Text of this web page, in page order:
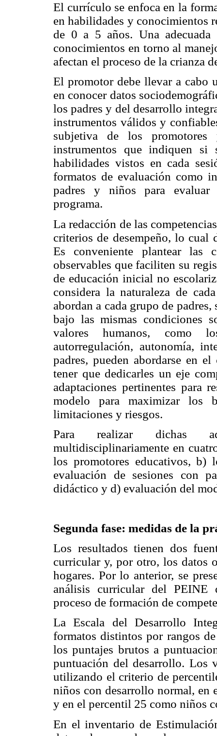
El currículo se enfoca en la
en habilidades y conocimientos
de 0 a 5 años. Una
conocimientos en torno al
afectan el proceso de la crianza
El promotor debe llevar a cabo
en conocer datos
los padres y del desarrollo
instrumentos válidos y
subjetiva de los
instrumentos que indiquen
habilidades vistos en cada
formatos de evaluación como
padres y niños para evaluar
programa.
La redacción de las
criterios de desempeño, lo
Es conveniente plantear las
observables que faciliten su
de educación inicial no
considera la naturaleza de
abordan a cada grupo de
bajo las mismas condiciones
valores humanos, como
autorregulación, autonomía,
padres, pueden abordarse en
tener que dedicarles un eje
adaptaciones pertinentes para
modelo para maximizar los
limitaciones y riesgos.
Para realizar dichas
multidisciplinariamente en
los promotores educativos, b)
evaluación de sesiones con
didáctico y d) evaluación del
Segunda fase: medidas de la
Los resultados tienen dos
curricular y, por otro, los datos
hogares. Por lo anterior, se
análisis curricular del
proceso de formación de
La Escala del Desarrollo
formatos distintos por rangos
los puntajes brutos a
puntuación del desarrollo. Los
utilizando el criterio de
niños con desarrollo normal, en
y en el percentil 25 como niños
En el inventario de